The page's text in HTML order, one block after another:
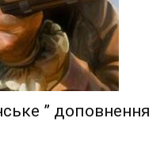
” доповнення